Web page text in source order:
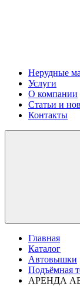
Нерудные
Услуги
О компании
Статьи и
Контакты
Главная
Каталог
Автовышки
Подъёмная
АРЕНДА